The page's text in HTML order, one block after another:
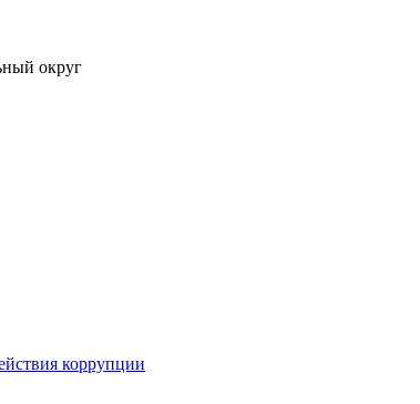
округ
коррупции